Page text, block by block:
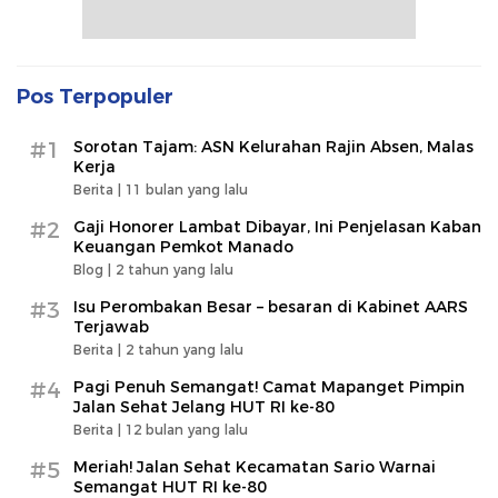
Pos Terpopuler
#1
Sorotan Tajam: ASN Kelurahan Rajin Absen, Malas
Kerja
Berita | 11 bulan yang lalu
#2
Gaji Honorer Lambat Dibayar, Ini Penjelasan Kaban
Keuangan Pemkot Manado
Blog | 2 tahun yang lalu
#3
Isu Perombakan Besar – besaran di Kabinet AARS
Terjawab
Berita | 2 tahun yang lalu
#4
Pagi Penuh Semangat! Camat Mapanget Pimpin
Jalan Sehat Jelang HUT RI ke-80
Berita | 12 bulan yang lalu
#5
Meriah! Jalan Sehat Kecamatan Sario Warnai
Semangat HUT RI ke-80